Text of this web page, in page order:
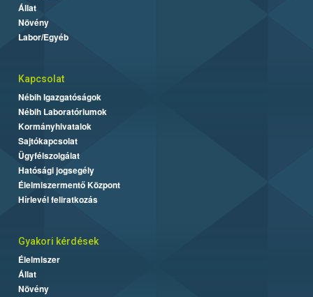
Állat
Növény
Labor/Egyéb
Kapcsolat
Nébih Igazgatóságok
Nébih Laboratóriumok
Kormányhivatalok
Sajtókapcsolat
Ügyfélszolgálat
Hatósági jogsegély
Élelmiszermentő Központ
Hírlevél feliratkozás
Gyakori kérdések
Élelmiszer
Állat
Növény